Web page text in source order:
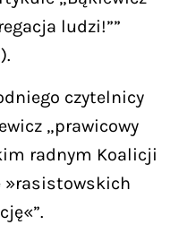
ludzi!””
czytelnicy
„prawicowy
radnym Koalicji
»rasistowskich